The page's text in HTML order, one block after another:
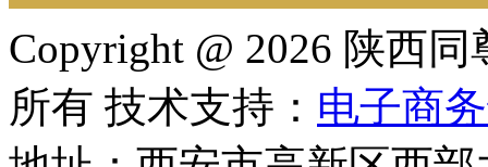
Copyright @ 2026 陕西
所有 技术支持： 电子商